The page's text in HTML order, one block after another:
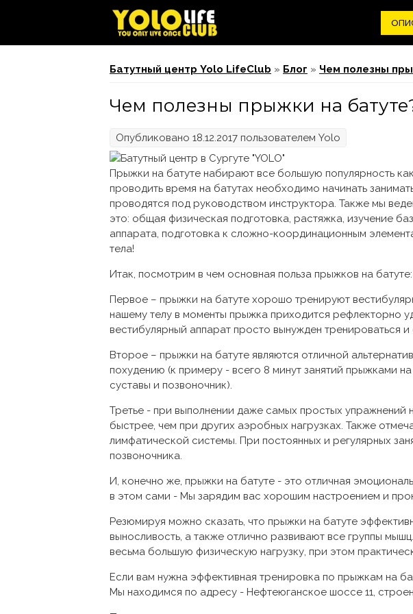
Вы здесь
Батутный центр Yolo LifeClub » Блог » Чем полезны
Чем полезны прыжки на
Опубликовано 18.12.2017 пользователем Yolo
Прыжки на батуте набирают все большую популярность
проводить время на батутах необходимо начинать
проводятся под руководством инструктора. Также мы
это: общая физическая подготовка, растяжка, изучение
аппарата, подготовка к сложно-координационным
тела!
Итак, посмотрим в чем основная польза прыжков на батуте:
Первое – прыжки на батуте хорошо тренируют
нашему телу в моменты прыжка приходится рефлекторно
вестибулярный аппарат просто вынужден тренироваться
Второе – прыжки на батуте являются отличной
похудению (к примеру - всего 8 минут занятий прыжками
суставы и позвоночник).
Третье - при выполнении даже самых простых упражнений
быстрее, чем при других аэробных нагрузках. Также
лимфатической системы. При постоянных и регулярных
позвоночника.
И, конечно же, прыжки на батуте - это отличная
в этом сами - Мы зарядим вас хорошим настроением и
Резюмируя можно сказать, что прыжки на батуте
выносливость, а также отлично развивают все группы
весьма большую физическую нагрузку, при этом
Если вам нужна эффективная тренировка по прыжкам на
Мы находимся по адресу - Нефтеюганское шоссе 11,